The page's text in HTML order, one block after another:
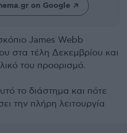
on Google
James Webb
στα τέλη Δεκεμβρίου και
του προορισμό.
το διάστημα και πότε
την πλήρη λειτουργία